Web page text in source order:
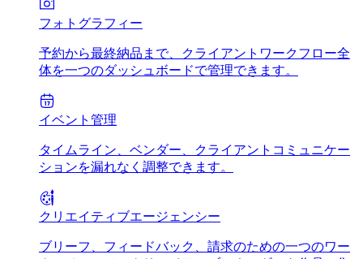
フォトグラフィー
予約から最終納品まで、クライアントワークフロー全
体を一つのダッシュボードで管理できます。
イベント管理
タイムライン、ベンダー、クライアントコミュニケー
ションを漏れなく調整できます。
クリエイティブエージェンシー
ブリーフ、フィードバック、請求のための一つのワー